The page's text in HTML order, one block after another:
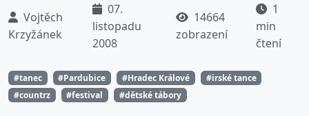
Vojtěch
Krzyžánek
07.
listopadu
2008
14664
zobrazení
1
min
čtení
#tanec #Pardubice #Hradec Králové
#irské tance
#countrz
#festival #dětské tábory